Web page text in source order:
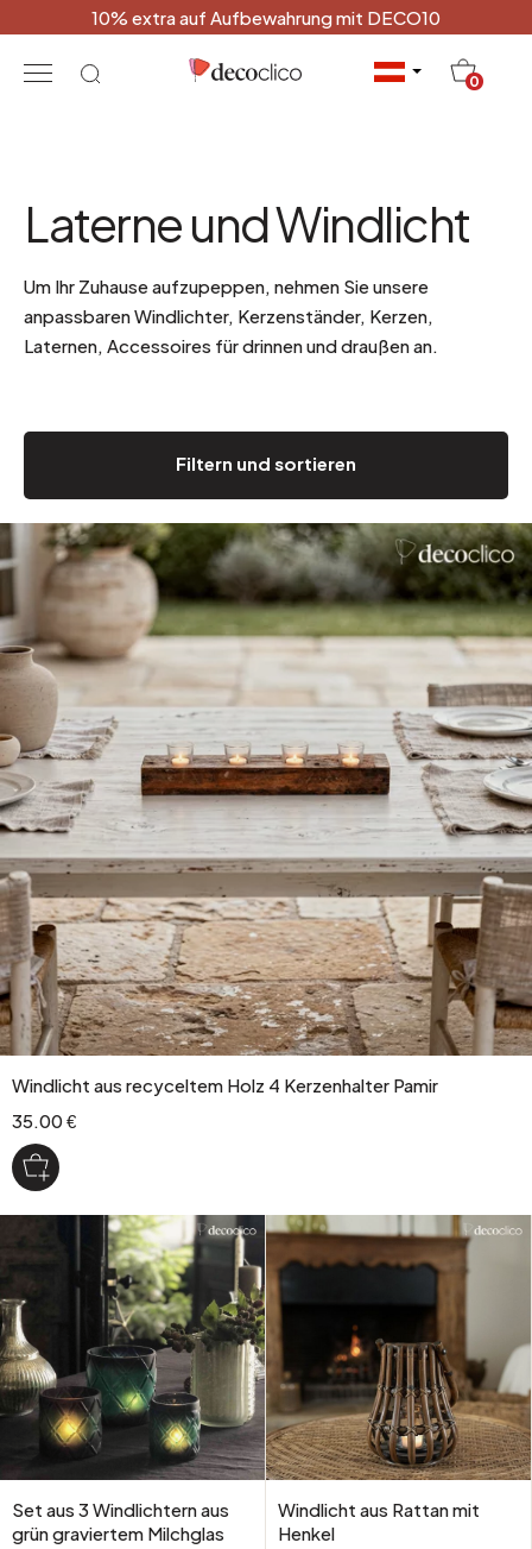
10% extra auf Aufbewahrung mit DECO10
0
Laterne und Windlicht
Um Ihr Zuhause aufzupeppen, nehmen Sie unsere
anpassbaren Windlichter, Kerzenständer, Kerzen,
Laternen, Accessoires für drinnen und draußen an.
Filtern und sortieren
Windlicht aus recyceltem Holz 4 Kerzenhalter Pamir
35.00 €
Set aus 3 Windlichtern aus
grün graviertem Milchglas
Windlicht aus Rattan mit
Henkel